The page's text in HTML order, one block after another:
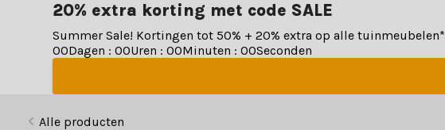
20% extra korting met code SALE
Summer Sale! Kortingen tot 50% + 20% extra op alle tuinmeubelen*
00Dagen : 00Uren : 00Minuten : 00Seconden
Alle producten